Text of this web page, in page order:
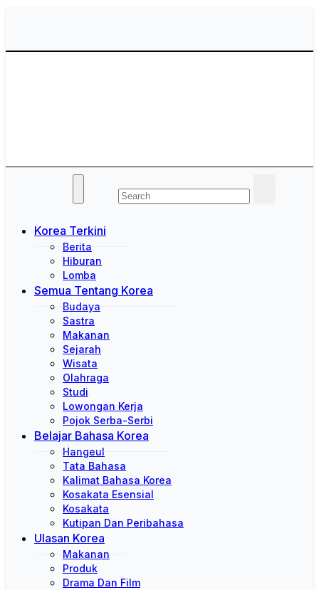
Korea Terkini
Berita
Hiburan
Lomba
Semua Tentang Korea
Budaya
Sastra
Makanan
Sejarah
Wisata
Olahraga
Studi
Lowongan Kerja
Pojok Serba-Serbi
Belajar Bahasa Korea
Hangeul
Tata Bahasa
Kalimat Bahasa Korea
Kosakata Esensial
Kosakata
Kutipan Dan Peribahasa
Ulasan Korea
Makanan
Produk
Drama Dan Film